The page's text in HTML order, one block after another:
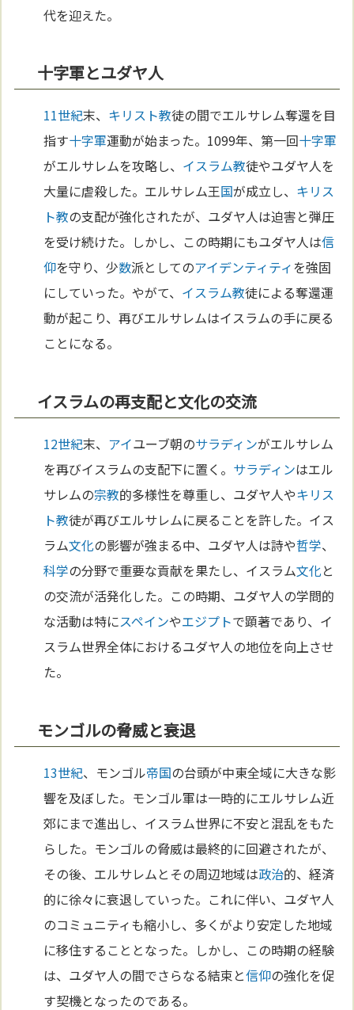
代を迎えた。
十字軍とユダヤ人
11世紀末、 キリスト教徒の間でエルサレム奪還を目
指す十字軍運動が始まった。1099年、第一回十字軍
がエルサレムを攻略し、 イスラム教徒やユダヤ人を
大量に虐殺した。エルサレム王国が成立し、 キリス
ト教の支配が強化されたが、ユダヤ人は迫害と弾圧
を受け続けた。しかし、この時期にもユダヤ人は信
仰を守り、少数派としてのアイデンティティを強固
にしていった。やがて、 イスラム教徒による奪還運
動が起こり、再びエルサレムはイスラムの手に戻る
ことになる。
イスラムの再支配と文化の交流
12世紀末、 アイユーブ朝のサラディンがエルサレム
を再びイスラムの支配下に置く。 サラディンはエル
サレムの宗教的多様性を尊重し、ユダヤ人やキリス
ト教徒が再びエルサレムに戻ることを許した。イス
ラム文化の影響が強まる中、ユダヤ人は詩や哲学、
科学の分野で重要な貢献を果たし、イスラム文化と
の交流が活発化した。この時期、ユダヤ人の学問的
な活動は特にスペインやエジプトで顕著であり、イ
スラム世界全体におけるユダヤ人の地位を向上させ
た。
モンゴルの脅威と衰退
13世紀、モンゴル帝国の台頭が中東全域に大きな影
響を及ぼした。モンゴル軍は一時的にエルサレム近
郊にまで進出し、イスラム世界に不安と混乱をもた
らした。モンゴルの脅威は最終的に回避されたが、
その後、エルサレムとその周辺地域は政治的、経済
的に徐々に衰退していった。これに伴い、ユダヤ人
のコミュニティも縮小し、多くがより安定した地域
に移住することとなった。しかし、この時期の経験
は、ユダヤ人の間でさらなる結束と信仰の強化を促
す契機となったのである。